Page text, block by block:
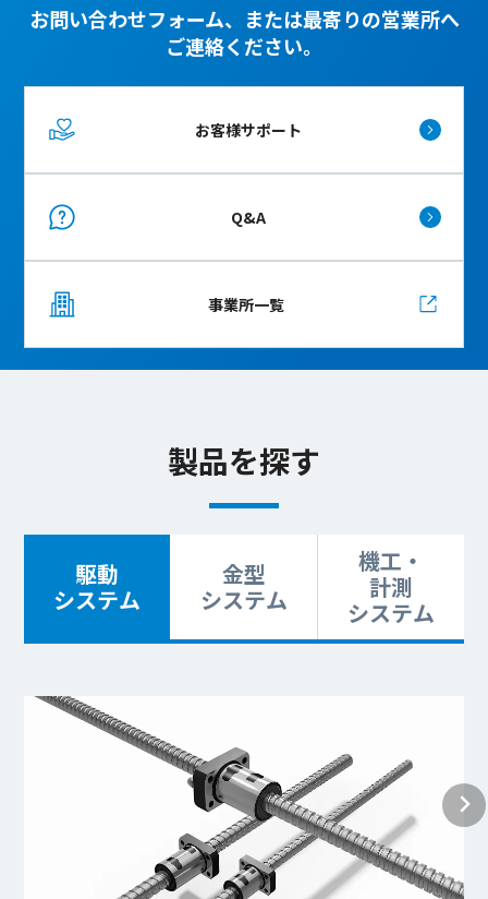
お問い合わせフォーム、または最寄りの営業所へ
ご連絡ください。
お客様サポート
Q&A
事業所一覧
製品を探す
駆動
システム
金型
システム
機工・
計測
システム